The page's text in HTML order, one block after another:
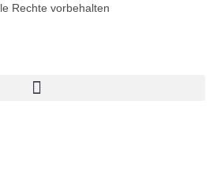
Rechte vorbehalten